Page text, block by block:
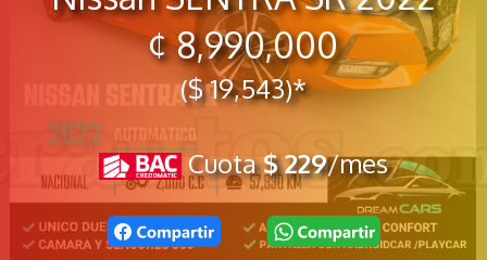
¢ 8,990,000
($ 19,543)*
Cuota$ 229/mes